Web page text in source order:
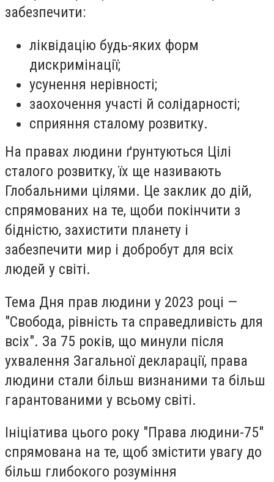
забезпечити:
ліквідацію будь-яких форм
дискримінації;
усунення нерівності;
заохочення участі й солідарності;
сприяння сталому розвитку.
На правах людини ґрунтуються Цілі
сталого розвитку, їх ще називають
Глобальними цілями. Це заклик до дій,
спрямованих на те, щоби покінчити з
бідністю, захистити планету і
забезпечити мир і добробут для всіх
людей у світі.
Тема Дня прав людини у 2023 році —
"Свобода, рівність та справедливість для
всіх". За 75 років, що минули після
ухвалення Загальної декларації, права
людини стали більш визнаними та більш
гарантованими у всьому світі.
Ініціатива цього року "Права людини-75"
спрямована на те, щоб змістити увагу до
більш глибокого розуміння